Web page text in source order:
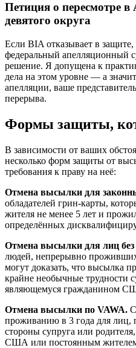
Петиция о пересмотре
девятого округа
Если BIA отказывает в
федеральный апелляционный
решение. Я допущена к
дела на этом уровне — а
апелляции, ваше
перерыва.
Формы защиты,
В зависимости от ваших
несколько форм защиты от
требования к праву на неё:
Отмена высылки для
обладателей грин-карты,
жителя не менее 5 лет и
определённых
Отмена высылки для лиц без
людей, непрерывно
могут доказать, что высылка
крайне необычные трудности
являющемуся гражданином
Отмена высылки по VAWA.
проживанию в 3 года для лиц,
стороны супруга или
США или постоянным